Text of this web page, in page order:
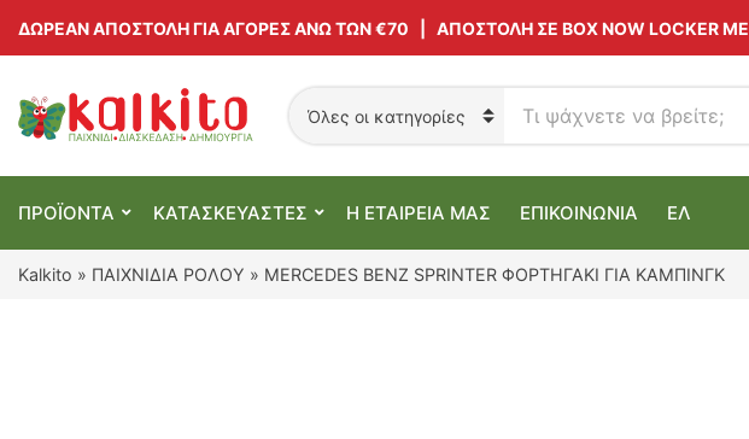
ΔΩΡΕΑΝ ΑΠΟΣΤΟΛΗ ΓΙΑ ΑΓΟΡΕΣ ΑΝΩ ΤΩΝ €70 | ΑΠΟΣΤΟΛΗ ΣΕ BOX NOW LOCKER ΜΕ
t
g
o
r
α
ζ
η
σ
ΠΡΟΪΟΝΤΑ ΚΑΤΑΣΚΕΥΑΣΤΕΣ Η ΕΤΑΙΡΕΙΑ ΜΑΣ ΕΠΙΚΟΙΝΩΝΙΑ ΕΛ
Kalkito » ΠΑΙΧΝΙΔΙΑ ΡΟΛΟΥ » MERCEDES BENZ SPRINTER ΦΟΡΤΗΓΑΚΙ ΓΙΑ ΚΑΜΠΙΝΓΚ